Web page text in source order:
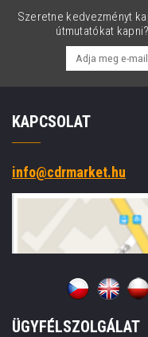
Szeretne kedvezményt
útmutatókat
KAPCSOLAT
info@cdrmarket.hu
ÜGYFÉLSZOLGÁLAT